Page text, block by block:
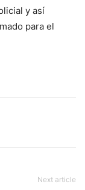
y así
para el
Next article